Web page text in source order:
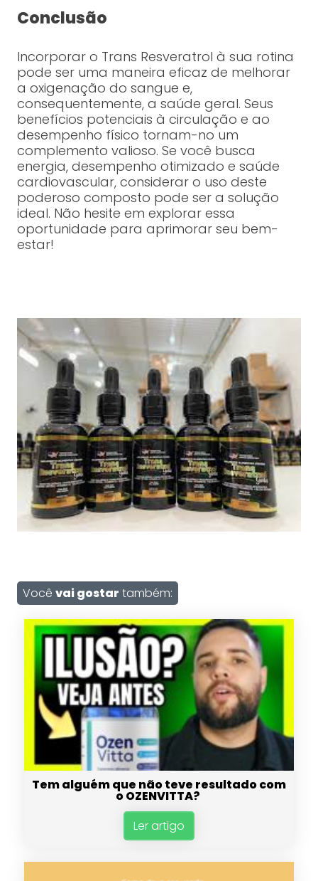
Conclusão
Incorporar o Trans Resveratrol à sua rotina
pode ser uma maneira eficaz de melhorar
a oxigenação do sangue e,
consequentemente, a saúde geral. Seus
benefícios potenciais à circulação e ao
desempenho físico tornam-no um
complemento valioso. Se você busca
energia, desempenho otimizado e saúde
cardiovascular, considerar o uso deste
poderoso composto pode ser a solução
ideal. Não hesite em explorar essa
oportunidade para aprimorar seu bem-
estar!
Você vai gostar também:
Tem alguém que não teve resultado com
o OZENVITTA?
Ler artigo